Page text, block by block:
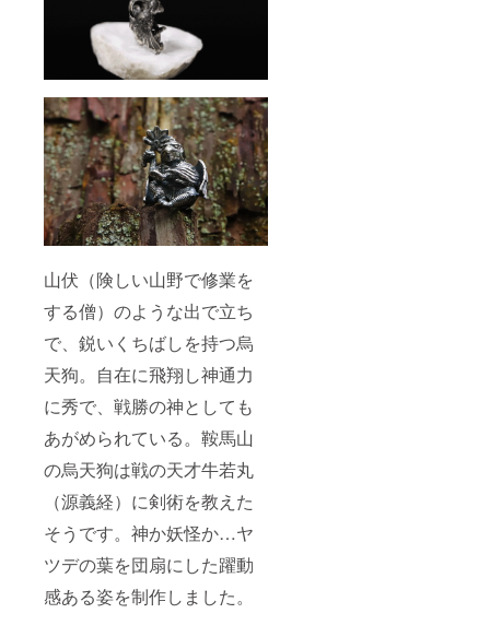
山伏（険しい山野で修業を
する僧）のような出で立ち
で、鋭いくちばしを持つ烏
天狗。自在に飛翔し神通力
に秀で、戦勝の神としても
あがめられている。鞍馬山
の烏天狗は戦の天才牛若丸
（源義経）に剣術を教えた
そうです。神か妖怪か…ヤ
ツデの葉を団扇にした躍動
感ある姿を制作しました。